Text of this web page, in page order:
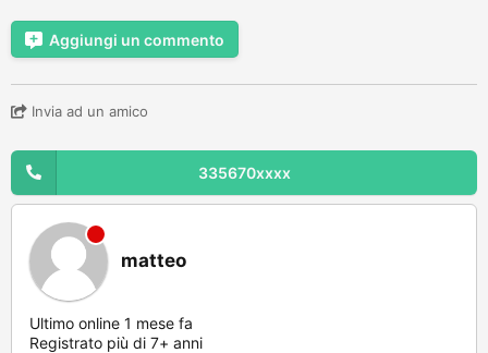
Aggiungi un commento
Invia ad un amico
335670xxxx
matteo
Ultimo online 1 mese fa
Registrato più di 7+ anni